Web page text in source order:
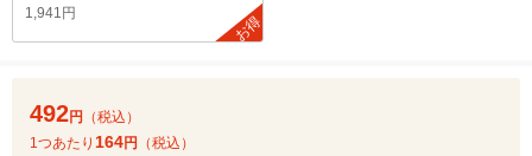
1,941円
お得
492円
（税込）
1つあたり 164円 （税込）